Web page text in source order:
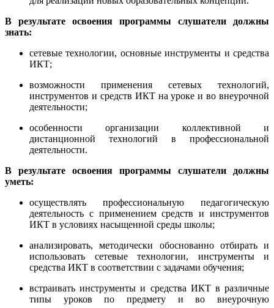
В результате освоения программы слушатели должны
знать:
сетевые технологии, основные инструменты и средства
ИКТ;
возможности применения сетевых технологий,
инструментов и средств ИКТ на уроке и во внеурочной
деятельности;
особенности организации коллективной и
дистанционной технологий в профессиональной
деятельности.
В результате освоения программы слушатели должны
уметь:
осуществлять профессиональную педагогическую
деятельность с применением средств и инструментов
ИКТ в условиях насыщенной среды школы;
анализировать, методически обоснованно отбирать и
использовать сетевые технологии, инструменты и
средства ИКТ в соответствии с задачами обучения;
встраивать инструменты и средства ИКТ в различные
типы уроков по предмету и во внеурочную